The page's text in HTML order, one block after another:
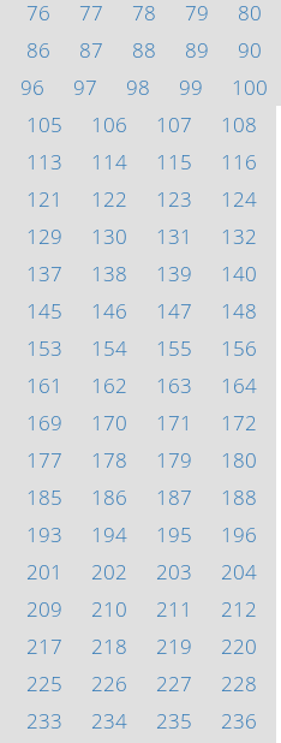
76 77 78 79
80
86 87 88 89
90
96 97 98 99
100
105 106 107
108
113 114 115
116
121 122 123
124
129 130 131
132
137 138 139
140
145 146 147
148
153 154 155
156
161 162 163
164
169 170 171
172
177 178 179
180
185 186 187
188
193 194 195
196
201 202 203
204
209 210 211
212
217 218 219
220
225 226 227
228
233 234 235
236